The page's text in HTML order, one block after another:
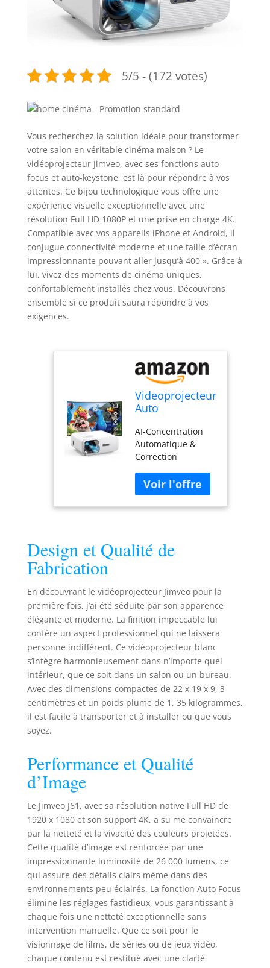
5/5 - (172 votes)
Vous recherchez la solution idéale pour transformer
votre salon en véritable cinéma maison ? Le
vidéoprojecteur Jimveo, avec ses fonctions auto-
focus et auto-keystone, est là pour répondre à vos
attentes. Ce bijou technologique vous offre une
expérience visuelle exceptionnelle avec une
résolution Full HD 1080P et une prise en charge 4K.
Compatible avec vos appareils iPhone et Android, il
conjugue connectivité moderne et une taille d’écran
impressionnante pouvant aller jusqu’à 400 ». Grâce à
lui, vivez des moments de cinéma uniques,
confortablement installés chez vous. Découvrons
ensemble si ce produit saura répondre à vos
exigences.
Videoprojecteur
Auto
Keystone
26000L WiFi6
Bluetooth
Retroprojecteur
Jimveo Full HD
1080P
Vidéoprojecteur
Home Cinéma
Zoom 50%
Video pour
iphone/Android
AI-Concentration
Automatique &
Correction
Trapèze:Le
vidéoprojecteur
Jimveo J61 est
d'ajustement
automatique
algorithme de
réseau
d'intelligence
artificielle
neuronale pour
suivre la position
du projecteur en
temps réel et
corriger
automatiquement
la mise au point
nette. Il détecte
avec précision la
automatiquement,
en évitant les
interrupteurs
muraux, les vases
et autres obstacles
sans compromettre
la netteté de
l'image. Cela vous
permet de vivre
une expérience
télévisuelle sans
précédent et
relaxante. 4K
Design et Qualité de
Fabrication
En découvrant le vidéoprojecteur Jimveo pour la
première fois, j’ai été séduite par son apparence
élégante et moderne. La finition impeccable lui
confère un aspect professionnel qui ne laissera
personne indifférent. Ce vidéoprojecteur blanc
s’intègre harmonieusement dans n’importe quel
intérieur, que ce soit dans un salon ou un bureau.
Avec des dimensions compactes de 22 x 19 x 9, 3
centimètres et un poids plume de 1, 35 kilogrammes,
il est facile à transporter et à installer où que vous
soyez.
Performance et Qualité
d’Image
Le Jimveo J61, avec sa résolution native Full HD de
1920 x 1080 et son support 4K, a su me convaincre
par la netteté et la vivacité des couleurs projetées.
Cette qualité d’image est renforcée par une
impressionnante luminosité de 26 000 lumens, ce
qui assure des détails clairs même dans des
environnements peu éclairés. La fonction Auto Focus
élimine les réglages fastidieux, vous garantissant à
chaque fois une netteté exceptionnelle sans
intervention manuelle. Que ce soit pour le
visionnage de films, de séries ou de jeux vidéo,
chaque contenu est restitué avec une clarté